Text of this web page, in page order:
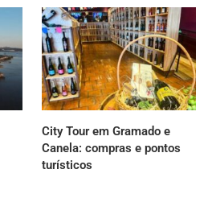
City Tour em Gramado e
Canela: compras e pontos
turísticos